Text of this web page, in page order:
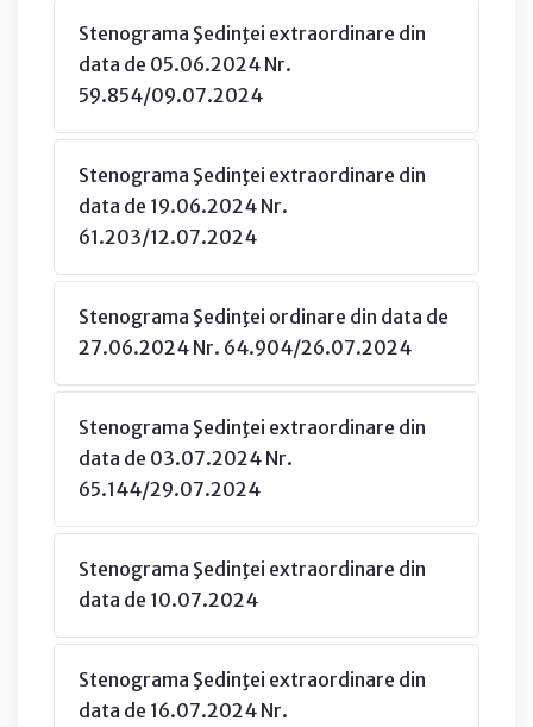
Stenograma Şedinţei extraordinare din
data de 05.06.2024 Nr.
59.854/09.07.2024
Stenograma Şedinţei extraordinare din
data de 19.06.2024 Nr.
61.203/12.07.2024
Stenograma Şedinţei ordinare din data de
27.06.2024 Nr. 64.904/26.07.2024
Stenograma Şedinţei extraordinare din
data de 03.07.2024 Nr.
65.144/29.07.2024
Stenograma Şedinţei extraordinare din
data de 10.07.2024
Stenograma Şedinţei extraordinare din
data de 16.07.2024 Nr.